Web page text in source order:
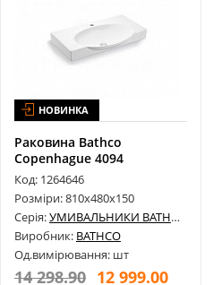
НОВИНКА
Раковина Bathco
Copenhague 4094
810X480X150
Код: 1264646
Розміри: 810х480х150
Серія:УМИВАЛЬНИКИ BATHCO
Виробник: BATHCO
Од.вимірювання: шт
14 298.90 12 999.00